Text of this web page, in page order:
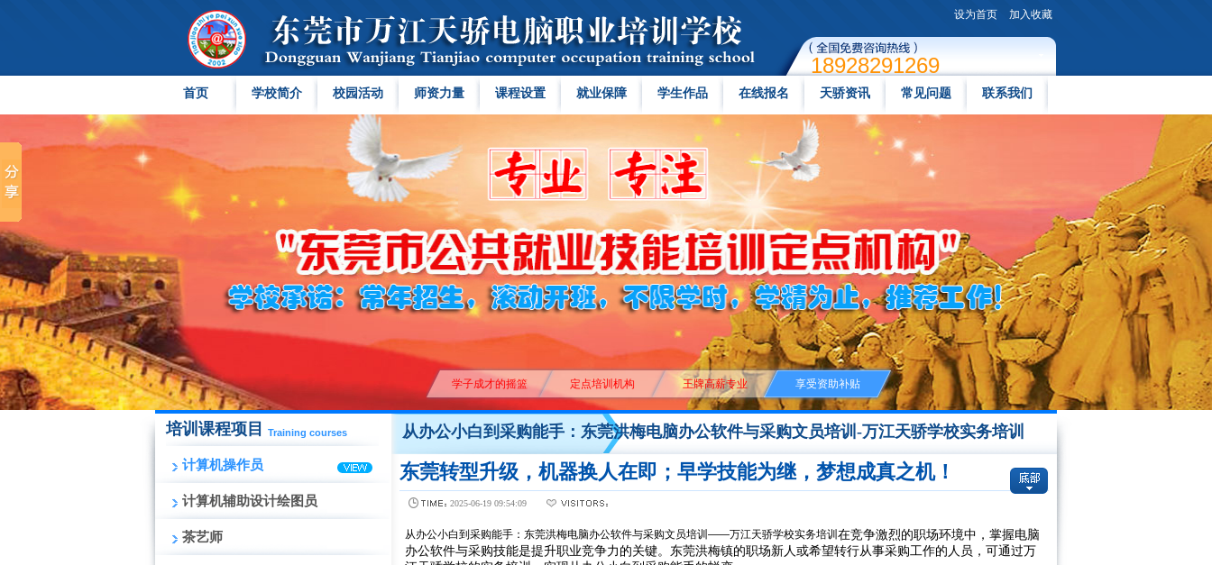
设为首页 加入收藏
18928291269
首页 学校简介 校园活动 师资力量 课程设置 就业保障 学生作品 在线报名 天骄资讯 常见问题 联系我们
学子成才的摇篮 定点培训机构 王牌高薪专业 享受资助补贴
培训课程项目 Training courses
计算机操作员
计算机辅助设计绘图员
茶艺师
从办公小白到采购能手：东莞洪梅电脑办公软件与采购文员培训-万江天骄学校实务培训
首页 > 新闻中心
东莞转型升级，机器换人在即；早学技能为继，梦想成真之机！
2025-06-19 09:54:09
从办公小白到采购能手：东莞洪梅电脑办公软件与采购文员培训——万江天骄学校实务培训 在竞争激烈的职场环境中，掌握电脑
办公软件与采购技能是提升职业竞争力的关键。东莞洪梅镇的职场新人或希望转行从事采购工作的人员，可通过万